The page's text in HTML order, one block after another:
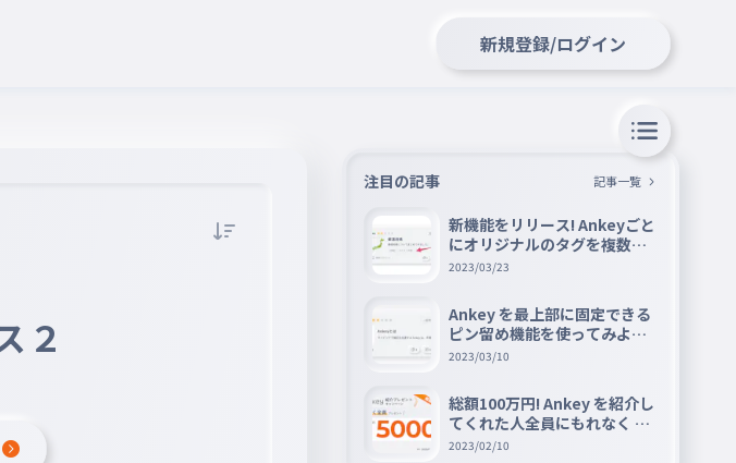
新規登録/ログイン
２
注目の記事 記事一覧
新機能をリリース! Ankeyごと
にオリジナルのタグを複数設
定できる『タグ機能』を紹介
2023/03/23
Ankey を最上部に固定できる
ピン留め機能を使ってみよう
📌
2023/03/10
総額100万円! Ankey を紹介し
てくれた人全員にもれなく A
mazon ギフト券 5000 円分を
2023/02/10